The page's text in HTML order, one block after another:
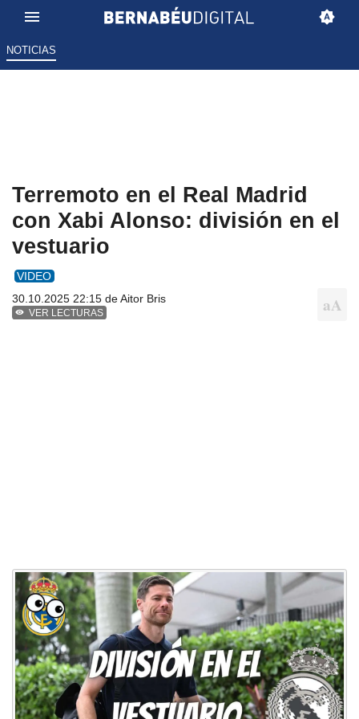
NOTICIAS
Terremoto en el Real Madrid
con Xabi Alonso: división en el
vestuario
VIDEO
30.10.2025 22:15 deAitor Bris
VER LECTURAS